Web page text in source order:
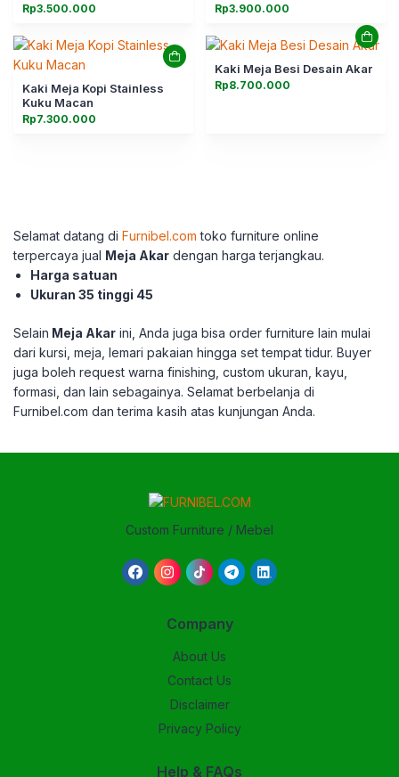
Rp3.500.000 Rp3.900.000
Kaki Meja Kopi Stainless
Kuku Macan
Rp7.300.000
Kaki Meja Besi Desain Akar
Rp8.700.000
Selamat datang di Furnibel.com toko furniture online
terpercaya jual Meja Akar dengan harga terjangkau.
Harga satuan
Ukuran 35 tinggi 45
Selain Meja Akar ini, Anda juga bisa order furniture lain mulai
dari kursi, meja, lemari pakaian hingga set tempat tidur. Buyer
juga boleh request warna finishing, custom ukuran, kayu,
formasi, dan lain sebagainya. Selamat berbelanja di
Furnibel.com dan terima kasih atas kunjungan Anda.
Custom Furniture / Mebel
Company
About Us
Contact Us
Disclaimer
Privacy Policy
Help & FAQs